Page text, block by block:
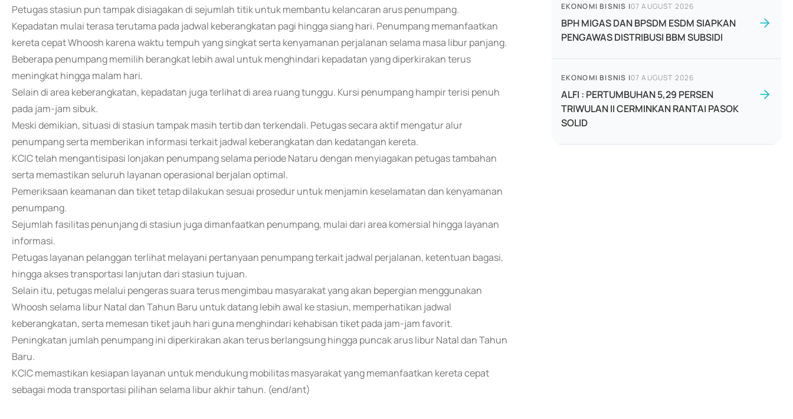
Petugas stasiun pun tampak disiagakan di sejumlah titik untuk membantu kelancaran arus penumpang.
Kepadatan mulai terasa terutama pada jadwal keberangkatan pagi hingga siang hari. Penumpang memanfaatkan
kereta cepat Whoosh karena waktu tempuh yang singkat serta kenyamanan perjalanan selama masa libur panjang.
Beberapa penumpang memilih berangkat lebih awal untuk menghindari kepadatan yang diperkirakan terus
meningkat hingga malam hari.
Selain di area keberangkatan, kepadatan juga terlihat di area ruang tunggu. Kursi penumpang hampir terisi penuh
pada jam-jam sibuk.
Meski demikian, situasi di stasiun tampak masih tertib dan terkendali. Petugas secara aktif mengatur alur
penumpang serta memberikan informasi terkait jadwal keberangkatan dan kedatangan kereta.
KCIC telah mengantisipasi lonjakan penumpang selama periode Nataru dengan menyiagakan petugas tambahan
serta memastikan seluruh layanan operasional berjalan optimal.
Pemeriksaan keamanan dan tiket tetap dilakukan sesuai prosedur untuk menjamin keselamatan dan kenyamanan
penumpang.
Sejumlah fasilitas penunjang di stasiun juga dimanfaatkan penumpang, mulai dari area komersial hingga layanan
informasi.
Petugas layanan pelanggan terlihat melayani pertanyaan penumpang terkait jadwal perjalanan, ketentuan bagasi,
hingga akses transportasi lanjutan dari stasiun tujuan.
Selain itu, petugas melalui pengeras suara terus mengimbau masyarakat yang akan bepergian menggunakan
Whoosh selama libur Natal dan Tahun Baru untuk datang lebih awal ke stasiun, memperhatikan jadwal
keberangkatan, serta memesan tiket jauh hari guna menghindari kehabisan tiket pada jam-jam favorit.
Peningkatan jumlah penumpang ini diperkirakan akan terus berlangsung hingga puncak arus libur Natal dan Tahun
Baru.
KCIC memastikan kesiapan layanan untuk mendukung mobilitas masyarakat yang memanfaatkan kereta cepat
sebagai moda transportasi pilihan selama libur akhir tahun. (end/ant)
EKONOMI BISNIS |07 AUGUST 2026
BPH MIGAS DAN BPSDM ESDM SIAPKAN
PENGAWAS DISTRIBUSI BBM SUBSIDI
EKONOMI BISNIS |07 AUGUST 2026
ALFI : PERTUMBUHAN 5,29 PERSEN
TRIWULAN II CERMINKAN RANTAI PASOK
SOLID